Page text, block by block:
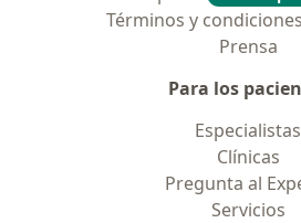
Términos y
Prensa
Para los
Especialistas
Clínicas
Pregunta al
Servicios